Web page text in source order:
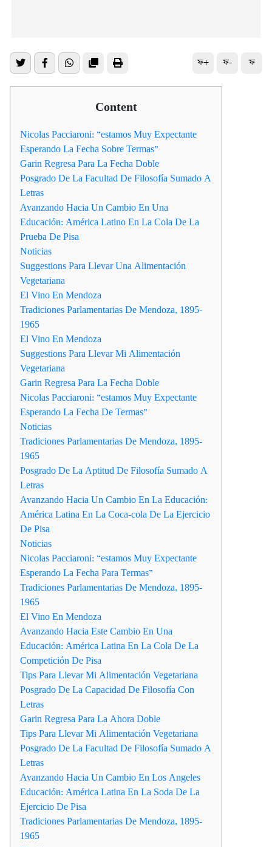
ফ+ ফ- ফ
Content
Nicolas Pacciaroni: “estamos Muy Expectante
Esperando La Fecha Sobre Termas”
Garin Regresa Para La Fecha Doble
Posgrado De La Facultad De Filosofía Sumado A
Letras
Avanzando Hacia Un Cambio En Una
Educación: América Latino En La Cola De La
Prueba De Pisa
Noticias
Suggestions Para Llevar Una Alimentación
Vegetariana
El Vino En Mendoza
Tradiciones Parlamentarias De Mendoza, 1895-
1965
El Vino En Mendoza
Suggestions Para Llevar Mi Alimentación
Vegetariana
Garin Regresa Para La Fecha Doble
Nicolas Pacciaroni: “estamos Muy Expectante
Esperando La Fecha De Termas”
Noticias
Tradiciones Parlamentarias De Mendoza, 1895-
1965
Posgrado De La Aptitud De Filosofía Sumado A
Letras
Avanzando Hacia Un Cambio En La Educación:
América Latina En La Coca-cola De La Ejercicio
De Pisa
Noticias
Nicolas Pacciaroni: “estamos Muy Expectante
Esperando La Fecha Para Termas”
Tradiciones Parlamentarias De Mendoza, 1895-
1965
El Vino En Mendoza
Avanzando Hacia Este Cambio En Una
Educación: América Latina En La Cola De La
Competición De Pisa
Tips Para Llevar Mi Alimentación Vegetariana
Posgrado De La Capacidad De Filosofía Con
Letras
Garin Regresa Para La Ahora Doble
Tips Para Llevar Mi Alimentación Vegetariana
Posgrado De La Facultad De Filosofía Sumado A
Letras
Avanzando Hacia Un Cambio En Los Angeles
Educación: América Latina En La Soda De La
Ejercicio De Pisa
Tradiciones Parlamentarias De Mendoza, 1895-
1965